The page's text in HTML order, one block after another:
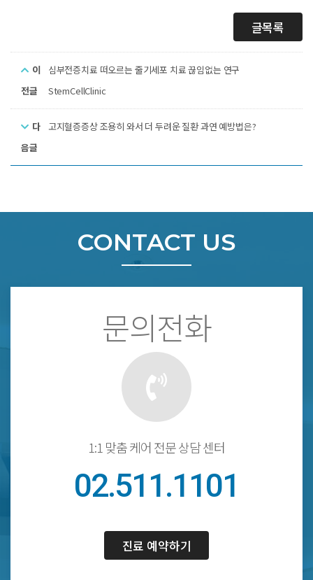
글목록
이
전글
심부전증치료 떠오르는 줄기세포 치료 끊임없는 연구
StemCellClinic
다
음글
고지혈증증상 조용히 와서 더 두려운 질환 과연 예방법은?
CONTACT US
문의전화
1:1 맞춤 케어 전문 상담 센터
02.511.1101
진료 예약하기